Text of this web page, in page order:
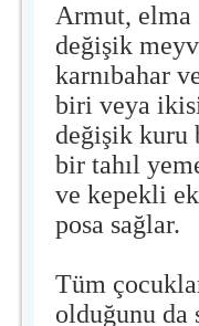
Armut, elma
değişik
karnıbahar
biri veya
değişik kuru
bir tahıl
ve kepekli
posa sağlar.
Tüm
olduğunu da